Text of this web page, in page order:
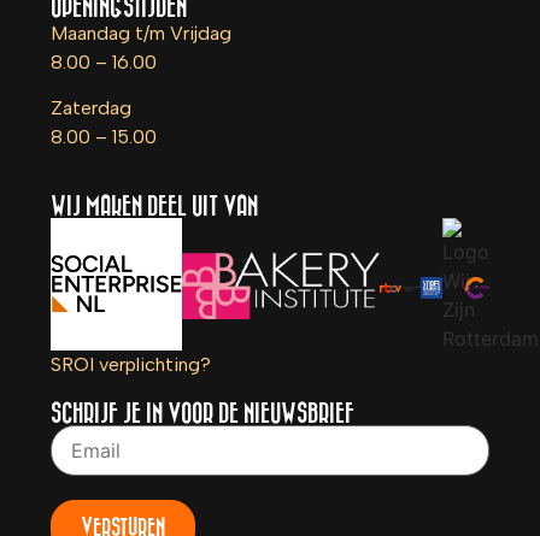
OPENINGSTIJDEN
Maandag t/m Vrijdag
8.00 – 16.00
Zaterdag
8.00 – 15.00
WIJ MAKEN DEEL UIT VAN
SROI verplichting?
SCHRIJF JE IN VOOR DE NIEUWSBRIEF
VERSTUREN